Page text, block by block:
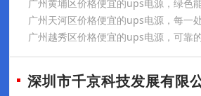
广州黄埔区价格便宜的ups电源，绿色
广州天河区价格便宜的ups电源，每一
广州越秀区价格便宜的ups电源，可靠
深圳市千京科技发展有限